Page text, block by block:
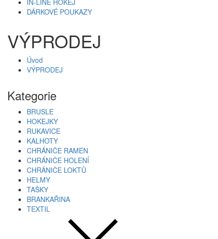
IN-LINE HOKEJ
DÁRKOVÉ POUKAZY
VÝPRODEJ
Úvod
VÝPRODEJ
Kategorie
BRUSLE
HOKEJKY
RUKAVICE
KALHOTY
CHRÁNIČE RAMEN
CHRÁNIČE HOLENÍ
CHRÁNIČE LOKTŮ
HELMY
TAŠKY
BRANKAŘINA
TEXTIL